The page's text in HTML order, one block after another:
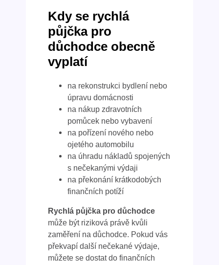
Kdy se rychlá
půjčka pro
důchodce obecně
vyplatí
na rekonstrukci bydlení nebo
úpravu domácnosti
na nákup zdravotních
pomůcek nebo vybavení
na pořízení nového nebo
ojetého automobilu
na úhradu nákladů spojených
s nečekanými výdaji
na překonání krátkodobých
finančních potíží
Rychlá půjčka pro důchodce
může být riziková právě kvůli
zaměření na důchodce. Pokud vás
překvapí další nečekané výdaje,
můžete se dostat do finančních